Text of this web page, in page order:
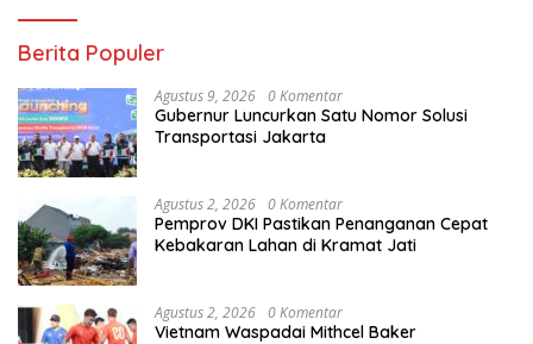
Berita Populer
Agustus 9, 2026 0 Komentar
Gubernur Luncurkan Satu Nomor Solusi
Transportasi Jakarta
Agustus 2, 2026 0 Komentar
Pemprov DKI Pastikan Penanganan Cepat
Kebakaran Lahan di Kramat Jati
Agustus 2, 2026 0 Komentar
Vietnam Waspadai Mithcel Baker